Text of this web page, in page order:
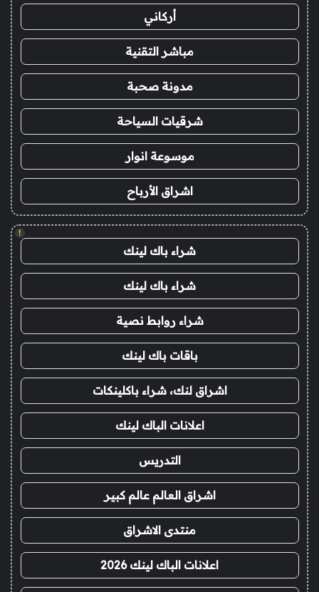
أركاني
مباشر التقنية
مدونة صحبة
شرقيات السياحة
موسوعة انوار
اشراق الأرباح
!
شراء باك لينك
شراء باك لينك
شراء روابط نصية
باقات باك لينك
اشراق لنك، شراء باكلينكات
اعلانات الباك لينك
التدريس
اشراق العالم عالم كبير
منتدى الاشراق
اعلانات الباك لينك 2026